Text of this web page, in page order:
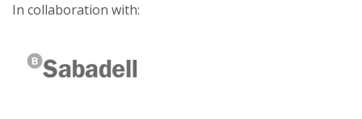
In collaboration with: